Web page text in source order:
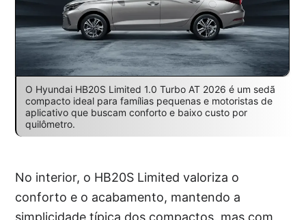
O Hyundai HB20S Limited 1.0 Turbo AT 2026 é um sedã
compacto ideal para famílias pequenas e motoristas de
aplicativo que buscam conforto e baixo custo por
quilômetro.
No interior, o HB20S Limited valoriza o
conforto e o acabamento, mantendo a
simplicidade típica dos compactos, mas com